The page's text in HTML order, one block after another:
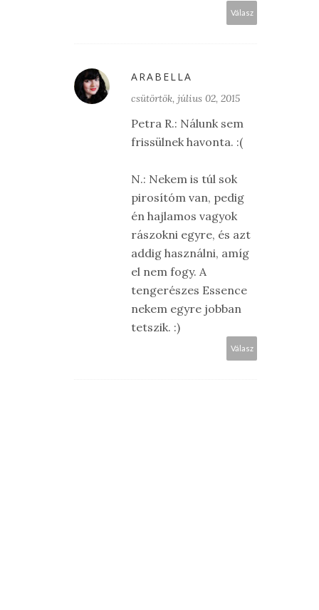
Válasz
ARABELLA
csütörtök, július 02, 2015
Petra R.: Nálunk sem
frissülnek havonta. :(
N.: Nekem is túl sok
pirosítóm van, pedig
én hajlamos vagyok
rászokni egyre, és azt
addig használni, amíg
el nem fogy. A
tengerészes Essence
nekem egyre jobban
tetszik. :)
Válasz